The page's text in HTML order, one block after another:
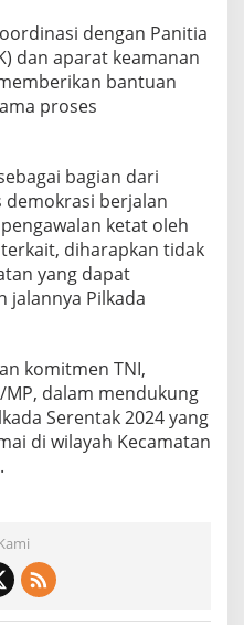
dengan Panitia
dan aparat keamanan
bantuan
proses
bagian dari
demokrasi berjalan
ketat oleh
diharapkan tidak
yang dapat
jalannya Pilkada
komitmen TNI,
dalam mendukung
Serentak 2024 yang
di wilayah Kecamatan